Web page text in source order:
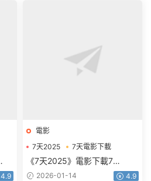
4.9
電影
7天2025
7天電影下載
《7天2025》電影下載7
天.2160p.HD國語中字
2026-01-14 4.9